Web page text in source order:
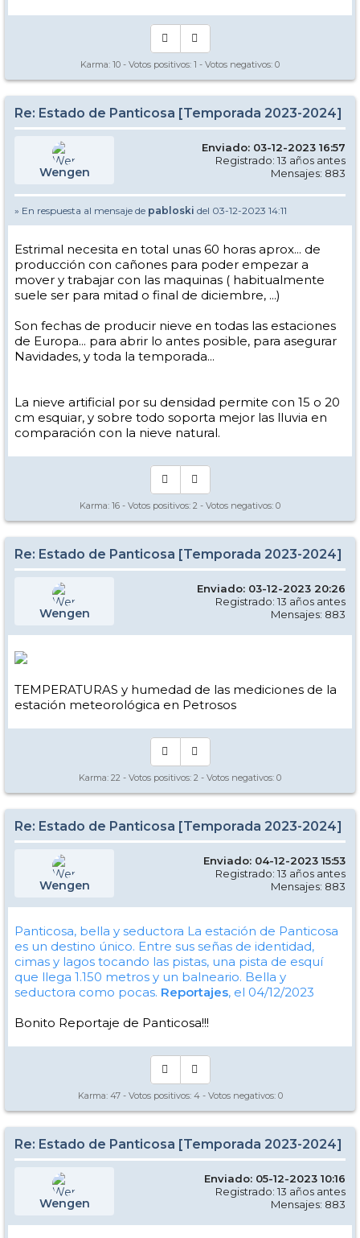
Karma: 10 - Votos positivos: 1 - Votos negativos: 0
Re: Estado de Panticosa [Temporada 2023-2024]
Wengen
Enviado: 03-12-2023 16:57
Registrado: 13 años antes
Mensajes: 883
» En respuesta al mensaje de pabloski del 03-12-2023 14:11
Estrimal necesita en total unas 60 horas aprox... de
producción con cañones para poder empezar a
mover y trabajar con las maquinas ( habitualmente
suele ser para mitad o final de diciembre, ...)
Son fechas de producir nieve en todas las estaciones
de Europa... para abrir lo antes posible, para asegurar
Navidades, y toda la temporada...
La nieve artificial por su densidad permite con 15 o 20
cm esquiar, y sobre todo soporta mejor las lluvia en
comparación con la nieve natural.
Karma: 16 - Votos positivos: 2 - Votos negativos: 0
Re: Estado de Panticosa [Temporada 2023-2024]
Wengen
Enviado: 03-12-2023 20:26
Registrado: 13 años antes
Mensajes: 883
TEMPERATURAS y humedad de las mediciones de la
estación meteorológica en Petrosos
Karma: 22 - Votos positivos: 2 - Votos negativos: 0
Re: Estado de Panticosa [Temporada 2023-2024]
Wengen
Enviado: 04-12-2023 15:53
Registrado: 13 años antes
Mensajes: 883
Panticosa, bella y seductora La estación de Panticosa
es un destino único. Entre sus señas de identidad,
cimas y lagos tocando las pistas, una pista de esquí
que llega 1.150 metros y un balneario. Bella y
seductora como pocas. Reportajes, el 04/12/2023
Bonito Reportaje de Panticosa!!!
Karma: 47- Votos positivos: 4- Votos negativos: 0
Re: Estado de Panticosa [Temporada 2023-2024]
Wengen
Enviado: 05-12-2023 10:16
Registrado: 13 años antes
Mensajes: 883